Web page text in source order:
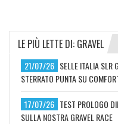
LE PIÙ LETTE DI: GRAVEL
21/07/26 SELLE ITALIA SLR
STERRATO PUNTA SU
17/07/26 TEST PROLOGO
SULLA NOSTRA GRAVEL RACE